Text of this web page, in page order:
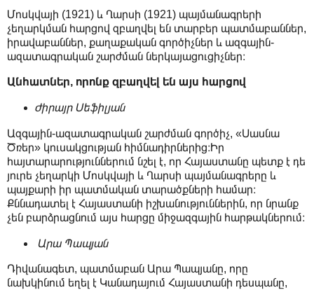
Մոսկվայի (1921) և Ղարսի (1921) պայմանագրերի
չեղարկման հարցով զբաղվել են տարբեր պատմաբաններ,
իրավաբաններ, քաղաքական գործիչներ և ազգային-
ազատագրական շարժման ներկայացուցիչներ։
Անհատներ, որոնք զբաղվել են այս հարցով
Ժիրայր Սեֆիլյան
Ազգային-ազատագրական շարժման գործիչ, «Սասնա
Ծռեր» կուսակցության հիմնադիրներից։Իր
հայտարարություններում նշել է, որ Հայաստանը պետք է դե
յուրե չեղարկի Մոսկվայի և Ղարսի պայմանագրերը և
պայքարի իր պատմական տարածքների համար։
Քննադատել է Հայաստանի իշխանություններին, որ նրանք
չեն բարձրացնում այս հարցը միջազգային հարթակներում։
Արա Պապյան
Դիվանագետ, պատմաբան Արա Պապյանը, որը
նախկինում եղել է Կանադայում Հայաստանի դեսպանը,